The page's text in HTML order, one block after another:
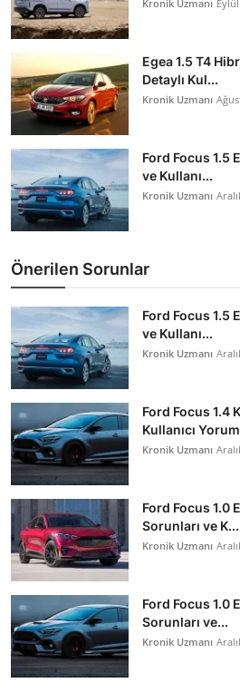
Kronik Uzmanı
Egea 1.5 T4
Detaylı Kul...
Kronik Uzmanı
Ford Focus 1.5
ve Kullanı...
Kronik Uzmanı
Önerilen Sorunlar
Ford Focus 1.5
ve Kullanı...
Kronik Uzmanı
Ford Focus 1.4
Kullanıcı
Kronik Uzmanı
Ford Focus 1.0
Sorunları ve K...
Kronik Uzmanı
Ford Focus 1.0
Sorunları ve...
Kronik Uzmanı